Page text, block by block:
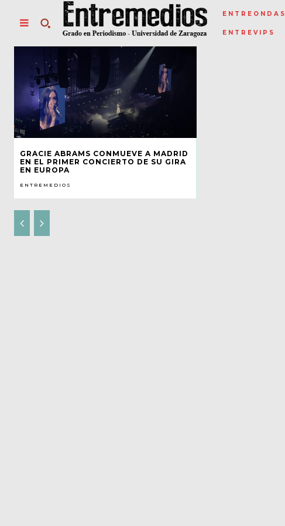
ENTREONDAS
ENTREVIPS
GRACIE ABRAMS CONMUEVE A MADRID
EN EL PRIMER CONCIERTO DE SU GIRA
EN EUROPA
ENTREMEDIOS